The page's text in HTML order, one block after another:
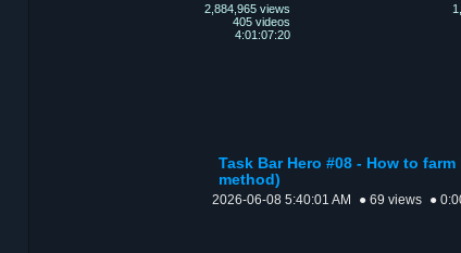
2,884,965 views
405 videos
4:01:07:20
Task Bar Hero #08 - How to
method)
2026-06-08 5:40:01 AM ● 69 views ●